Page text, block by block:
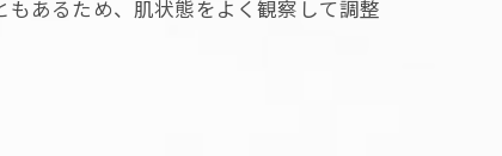
あるため、肌状態をよく観察して調整